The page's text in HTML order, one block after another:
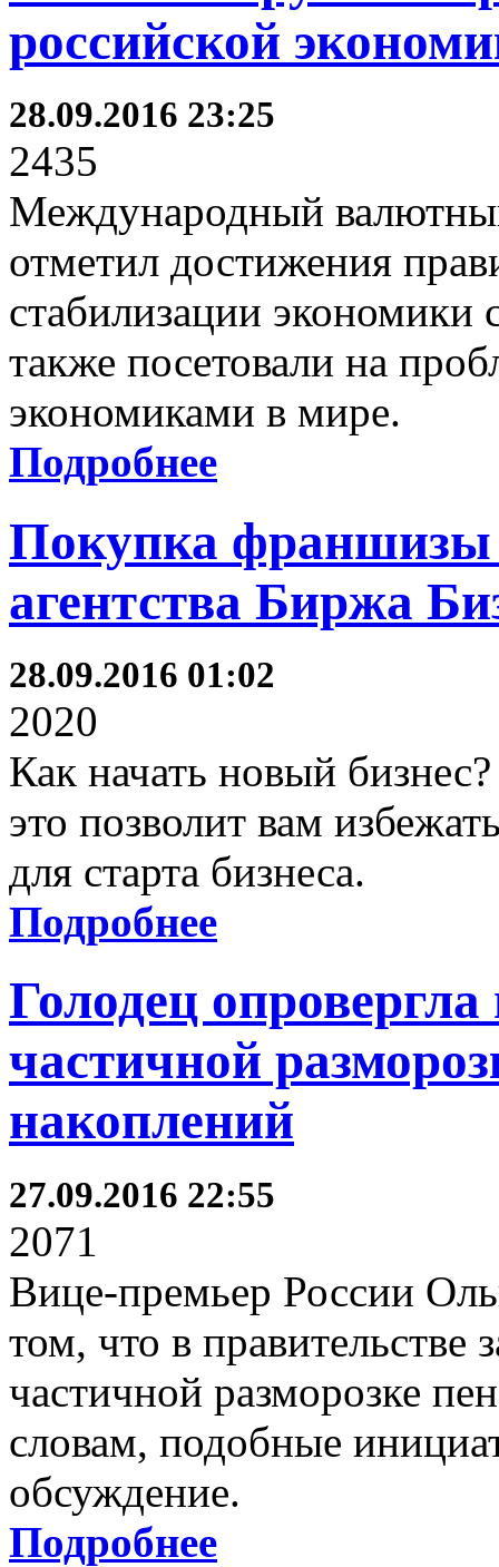
российской
28.09.2016 23:25
2435
Международный
отметил достижения
стабилизации
также посетовали на
экономиками в мире.
Подробнее
Покупка франшизы
агентства Биржа
28.09.2016 01:02
2020
Как начать новый
это позволит вам
для старта бизнеса.
Подробнее
Голодец
частичной
накоплений
27.09.2016 22:55
2071
Вице-премьер России
том, что в правительстве
частичной разморозке
словам, подобные
обсуждение.
Подробнее